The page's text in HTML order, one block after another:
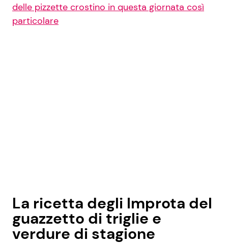
delle pizzette crostino in questa giornata così
particolare
La ricetta degli Improta del
guazzetto di triglie e
verdure di stagione